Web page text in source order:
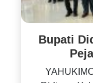
Bupati